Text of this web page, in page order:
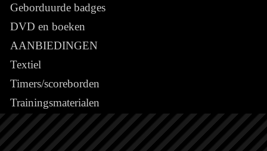
Geborduurde badges
DVD en boeken
AANBIEDINGEN
Textiel
Timers/scoreborden
Trainingsmaterialen